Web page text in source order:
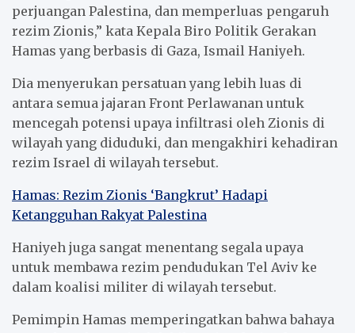
perjuangan Palestina, dan memperluas pengaruh
rezim Zionis,” kata Kepala Biro Politik Gerakan
Hamas yang berbasis di Gaza, Ismail Haniyeh.
Dia menyerukan persatuan yang lebih luas di
antara semua jajaran Front Perlawanan untuk
mencegah potensi upaya infiltrasi oleh Zionis di
wilayah yang diduduki, dan mengakhiri kehadiran
rezim Israel di wilayah tersebut.
Hamas: Rezim Zionis ‘Bangkrut’ Hadapi
Ketangguhan Rakyat Palestina
Haniyeh juga sangat menentang segala upaya
untuk membawa rezim pendudukan Tel Aviv ke
dalam koalisi militer di wilayah tersebut.
Pemimpin Hamas memperingatkan bahwa bahaya